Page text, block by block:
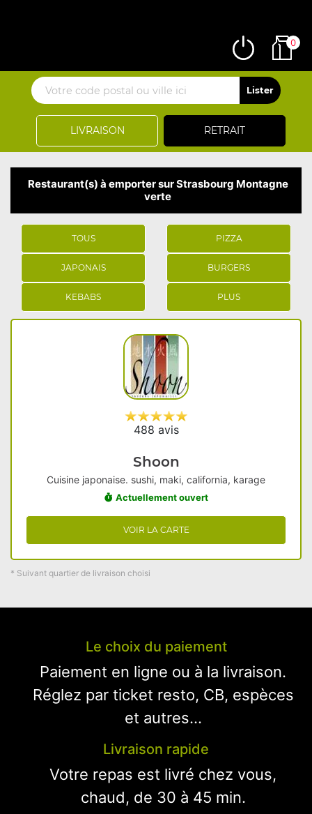
LIVRAISON RETRAIT
0
Restaurant(s) à emporter sur Strasbourg Montagne
verte
TOUS PIZZA
JAPONAIS BURGERS
KEBABS PLUS
488 avis
Shoon
Cuisine japonaise. sushi, maki, california, karage
Actuellement ouvert
VOIR LA CARTE
* Suivant quartier de livraison choisi
Le choix du paiement
Paiement en ligne ou à la livraison.
Réglez par ticket resto, CB, espèces
et autres...
Livraison rapide
Votre repas est livré chez vous,
chaud, de 30 à 45 min.